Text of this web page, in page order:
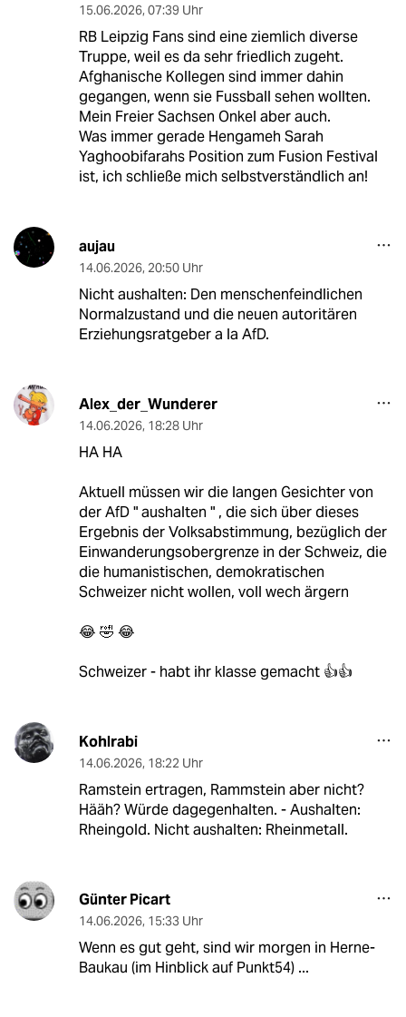
15.06.2026, 07:39 Uhr
RB Leipzig Fans sind eine ziemlich diverse
Truppe, weil es da sehr friedlich zugeht.
Afghanische Kollegen sind immer dahin
gegangen, wenn sie Fussball sehen wollten.
Mein Freier Sachsen Onkel aber auch.
Was immer gerade Hengameh Sarah
Yaghoobifarahs Position zum Fusion Festival
ist, ich schließe mich selbstverständlich an!
aujau
14.06.2026, 20:50 Uhr
Nicht aushalten: Den menschenfeindlichen
Normalzustand und die neuen autoritären
Erziehungsratgeber a la AfD.
Alex_der_Wunderer
14.06.2026, 18:28 Uhr
HA HA
Aktuell müssen wir die langen Gesichter von
der AfD " aushalten " , die sich über dieses
Ergebnis der Volksabstimmung, bezüglich der
Einwanderungsobergrenze in der Schweiz, die
die humanistischen, demokratischen
Schweizer nicht wollen, voll wech ärgern
😂 🤣 😂
Schweizer - habt ihr klasse gemacht 👍👍
Kohlrabi
14.06.2026, 18:22 Uhr
Ramstein ertragen, Rammstein aber nicht?
Hääh? Würde dagegenhalten. - Aushalten:
Rheingold. Nicht aushalten: Rheinmetall.
Günter Picart
14.06.2026, 15:33 Uhr
Wenn es gut geht, sind wir morgen in Herne-
Baukau (im Hinblick auf Punkt54) ...